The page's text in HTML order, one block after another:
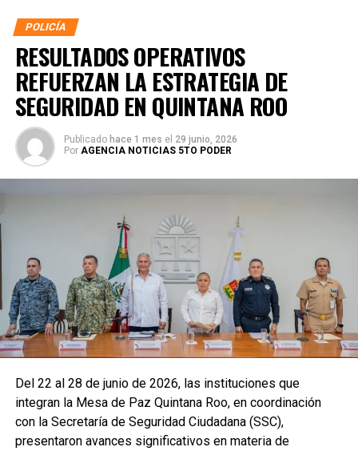
POLICÍA
RESULTADOS OPERATIVOS
REFUERZAN LA ESTRATEGIA DE
SEGURIDAD EN QUINTANA ROO
Publicado hace 1 mes el 29 junio, 2026
Por AGENCIA NOTICIAS 5TO PODER
Del 22 al 28 de junio de 2026, las instituciones que
integran la Mesa de Paz Quintana Roo, en coordinación
con la Secretaría de Seguridad Ciudadana (SSC),
presentaron avances significativos en materia de